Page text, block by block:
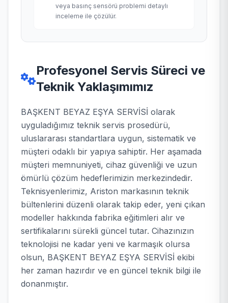
veya basınç sensörü problemi detaylı
inceleme ile çözülür.
Profesyonel Servis Süreci ve
Teknik Yaklaşımımız
BAŞKENT BEYAZ EŞYA SERVİSİ olarak
uyguladığımız teknik servis prosedürü,
uluslararası standartlara uygun, sistematik ve
müşteri odaklı bir yapıya sahiptir. Her aşamada
müşteri memnuniyeti, cihaz güvenliği ve uzun
ömürlü çözüm hedeflerimizin merkezindedir.
Teknisyenlerimiz, Ariston markasının teknik
bültenlerini düzenli olarak takip eder, yeni çıkan
modeller hakkında fabrika eğitimleri alır ve
sertifikalarını sürekli güncel tutar. Cihazınızın
teknolojisi ne kadar yeni ve karmaşık olursa
olsun, BAŞKENT BEYAZ EŞYA SERVİSİ ekibi
her zaman hazırdır ve en güncel teknik bilgi ile
donanmıştır.